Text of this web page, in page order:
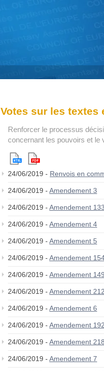
Votes sur les textes
Renforcer le processus
concernant les pouvoirs et le
24/06/2019 - Renvois en
24/06/2019 - Amendement 3
24/06/2019 - Amendement 133
24/06/2019 - Amendement 4
24/06/2019 - Amendement 5
24/06/2019 - Amendement
24/06/2019 - Amendement 149
24/06/2019 - Amendement 212
24/06/2019 - Amendement 6
24/06/2019 - Amendement 192
24/06/2019 - Amendement 218
24/06/2019 - Amendement 7